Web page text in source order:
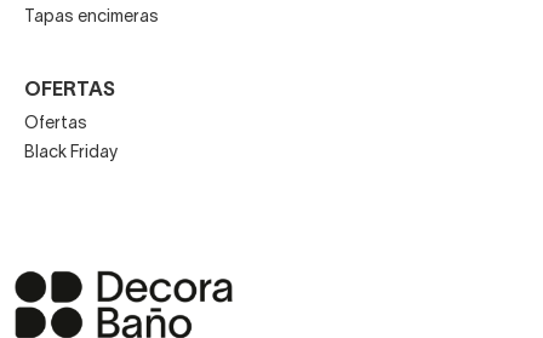
Tapas encimeras
OFERTAS
Ofertas
Black Friday